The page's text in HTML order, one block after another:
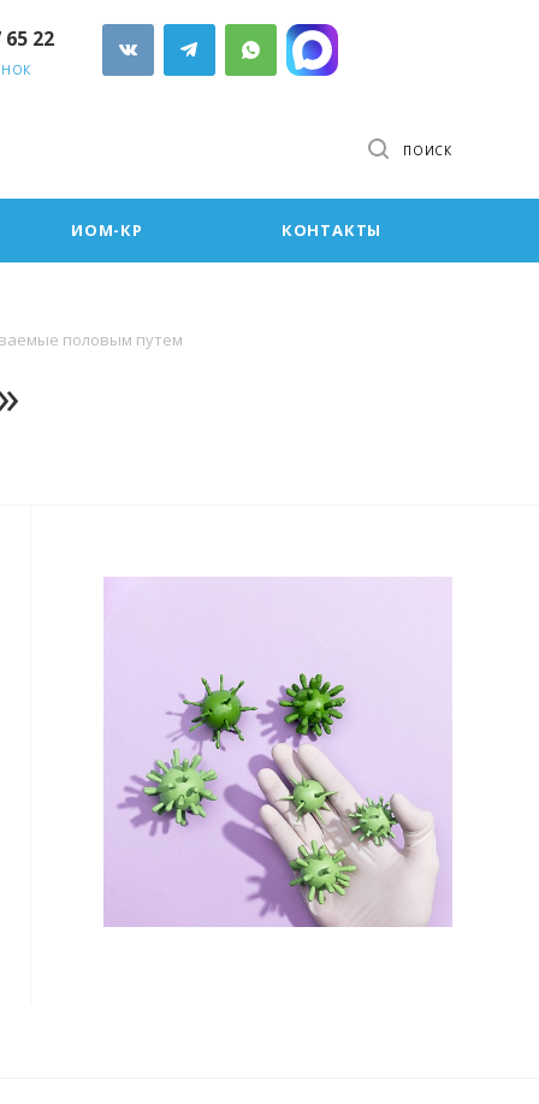
65 22
ПОИСК
ИОМ-КР КОНТАКТЫ
половым путем